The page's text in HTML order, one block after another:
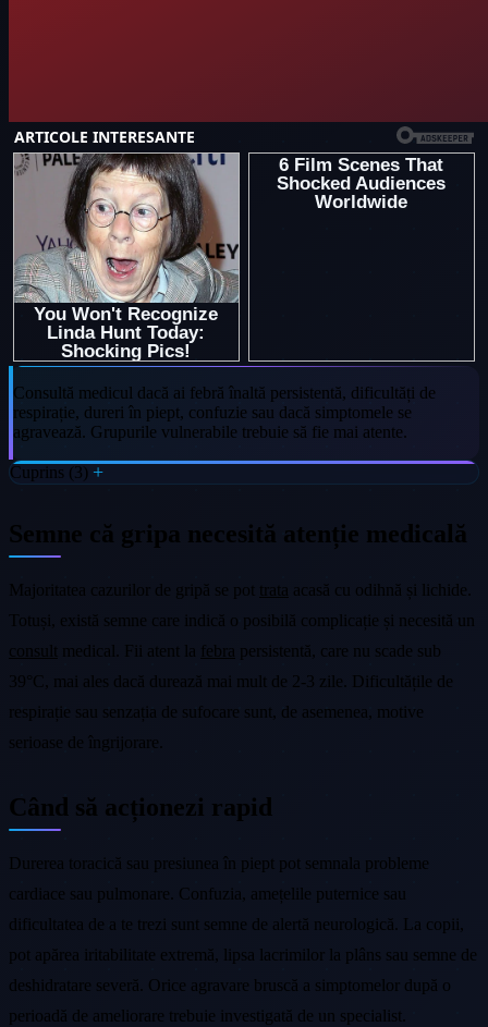
Consultă medicul dacă ai febră înaltă persistentă, dificultăți de
respirație, dureri în piept, confuzie sau dacă simptomele se
agravează. Grupurile vulnerabile trebuie să fie mai atente.
Cuprins (3)
Semne că gripa necesită atenție medicală
Majoritatea cazurilor de gripă se pot trata acasă cu odihnă și lichide.
Totuși, există semne care indică o posibilă complicație și necesită un
consult medical. Fii atent la febra persistentă, care nu scade sub
39°C, mai ales dacă durează mai mult de 2-3 zile. Dificultățile de
respirație sau senzația de sufocare sunt, de asemenea, motive
serioase de îngrijorare.
Când să acționezi rapid
Durerea toracică sau presiunea în piept pot semnala probleme
cardiace sau pulmonare. Confuzia, amețelile puternice sau
dificultatea de a te trezi sunt semne de alertă neurologică. La copii,
pot apărea iritabilitate extremă, lipsa lacrimilor la plâns sau semne de
deshidratare severă. Orice agravare bruscă a simptomelor după o
perioadă de ameliorare trebuie investigată de un specialist.